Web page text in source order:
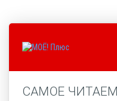
САМОЕ